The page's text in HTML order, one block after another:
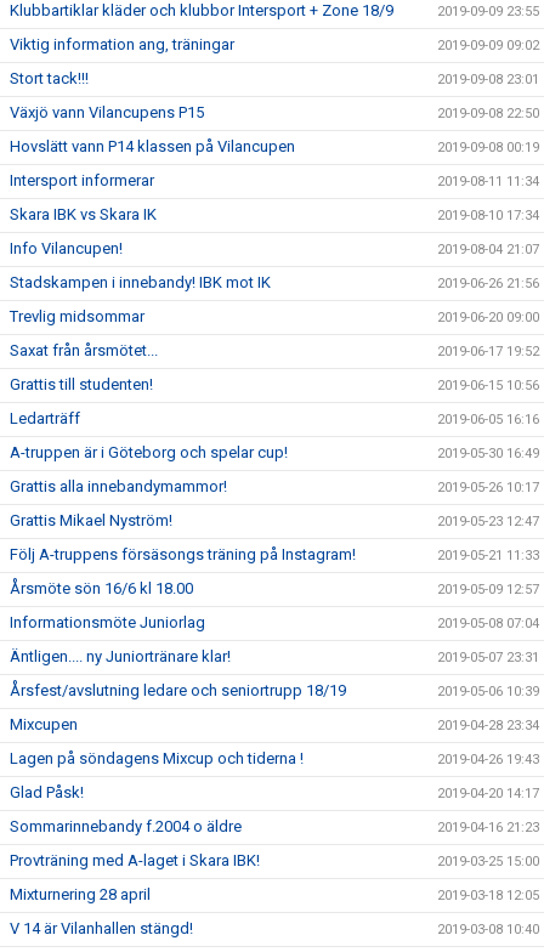
Klubbartiklar kläder och klubbor Intersport + Zone 18/9 2019-09-09 23:55
Viktig information ang, träningar 2019-09-09 09:02
Stort tack!!! 2019-09-08 23:01
Växjö vann Vilancupens P15 2019-09-08 22:50
Hovslätt vann P14 klassen på Vilancupen 2019-09-08 00:19
Intersport informerar 2019-08-11 11:34
Skara IBK vs Skara IK 2019-08-10 17:34
Info Vilancupen! 2019-08-04 21:07
Stadskampen i innebandy! IBK mot IK 2019-06-26 21:56
Trevlig midsommar 2019-06-20 09:00
Saxat från årsmötet... 2019-06-17 19:52
Grattis till studenten! 2019-06-15 10:56
Ledarträff 2019-06-05 16:16
A-truppen är i Göteborg och spelar cup! 2019-05-30 16:49
Grattis alla innebandymammor! 2019-05-26 10:17
Grattis Mikael Nyström! 2019-05-23 12:47
Följ A-truppens försäsongs träning på Instagram! 2019-05-21 11:33
Årsmöte sön 16/6 kl 18.00 2019-05-09 12:57
Informationsmöte Juniorlag 2019-05-08 07:04
Äntligen.... ny Juniortränare klar! 2019-05-07 23:31
Årsfest/avslutning ledare och seniortrupp 18/19 2019-05-06 10:39
Mixcupen 2019-04-28 23:34
Lagen på söndagens Mixcup och tiderna ! 2019-04-26 19:43
Glad Påsk! 2019-04-20 14:17
Sommarinnebandy f.2004 o äldre 2019-04-16 21:23
Provträning med A-laget i Skara IBK! 2019-03-25 15:00
Mixturnering 28 april 2019-03-18 12:05
V 14 är Vilanhallen stängd! 2019-03-08 10:40